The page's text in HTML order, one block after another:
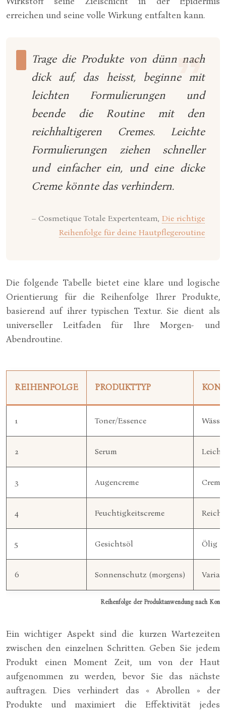
erreichen und seine volle Wirkung entfalten kann.
Trage die Produkte von dünn nach
dick auf, das heisst, beginne mit
leichten Formulierungen und
beende die Routine mit den
reichhaltigeren Cremes. Leichte
Formulierungen ziehen schneller
und einfacher ein, und eine dicke
Creme könnte das verhindern.
– Cosmetique Totale Expertenteam, Die richtige
Reihenfolge für deine Hautpflegeroutine
Die folgende Tabelle bietet eine klare und logische
Orientierung für die Reihenfolge Ihrer Produkte,
basierend auf ihrer typischen Textur. Sie dient als
universeller Leitfaden für Ihre Morgen- und
Abendroutine.
Reihenfolge der Produktanwendung nach
REIHENFOLGE PRODUKTTYP
1 Toner/Essence
2 Serum
3 Augencreme
4 Feuchtigkeitscreme
5 Gesichtsöl Ölig
6 Sonnenschutz (morgens)
Ein wichtiger Aspekt sind die kurzen Wartezeiten
zwischen den einzelnen Schritten. Geben Sie jedem
Produkt einen Moment Zeit, um von der Haut
aufgenommen zu werden, bevor Sie das nächste
auftragen. Dies verhindert das « Abrollen » der
Produkte und maximiert die Effektivität jedes